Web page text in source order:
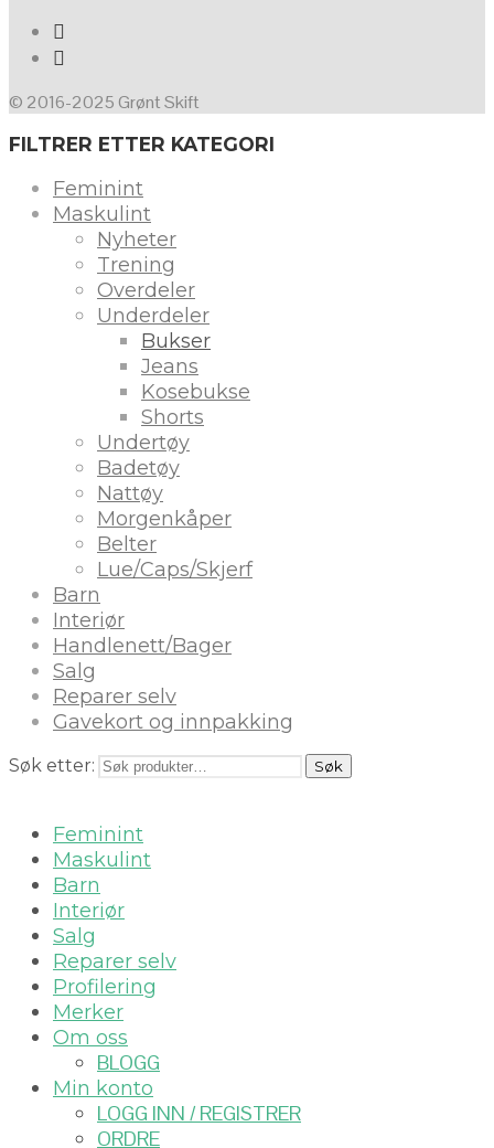
© 2016-2025 Grønt Skift
FILTRER ETTER KATEGORI
Feminint
Maskulint
Nyheter
Trening
Overdeler
Underdeler
Bukser
Jeans
Kosebukse
Shorts
Undertøy
Badetøy
Nattøy
Morgenkåper
Belter
Lue/Caps/Skjerf
Barn
Interiør
Handlenett/Bager
Salg
Reparer selv
Gavekort og innpakking
Søk etter: Søk
Feminint
Maskulint
Barn
Interiør
Salg
Reparer selv
Profilering
Merker
Om oss
BLOGG
Min konto
LOGG INN / REGISTRER
ORDRE